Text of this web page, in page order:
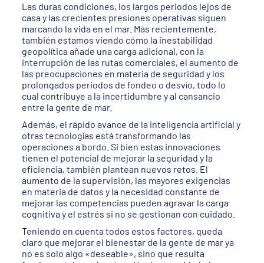
Las duras condiciones, los largos periodos lejos de
casa y las crecientes presiones operativas siguen
marcando la vida en el mar. Más recientemente,
también estamos viendo cómo la inestabilidad
geopolítica añade una carga adicional, con la
interrupción de las rutas comerciales, el aumento de
las preocupaciones en materia de seguridad y los
prolongados periodos de fondeo o desvío, todo lo
cual contribuye a la incertidumbre y al cansancio
entre la gente de mar.
Además, el rápido avance de la inteligencia artificial y
otras tecnologías está transformando las
operaciones a bordo. Si bien estas innovaciones
tienen el potencial de mejorar la seguridad y la
eficiencia, también plantean nuevos retos. El
aumento de la supervisión, las mayores exigencias
en materia de datos y la necesidad constante de
mejorar las competencias pueden agravar la carga
cognitiva y el estrés si no se gestionan con cuidado.
Teniendo en cuenta todos estos factores, queda
claro que mejorar el bienestar de la gente de mar ya
no es solo algo «deseable», sino que resulta